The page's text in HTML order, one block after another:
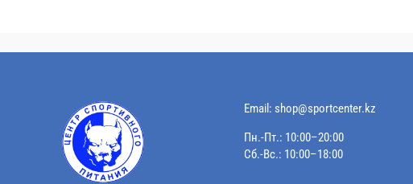
Email: shop@sportcenter.kz
Пн.-Пт.: 10:00–20:00
Сб.-Вс.: 10:00–18:00